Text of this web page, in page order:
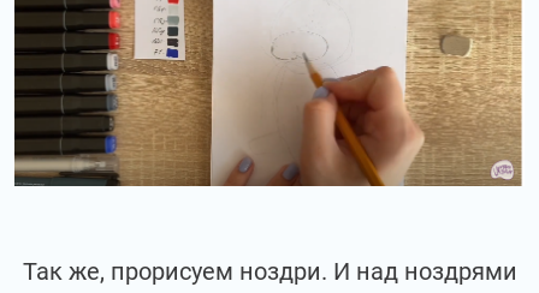
Так же, прорисуем ноздри. И над ноздрями